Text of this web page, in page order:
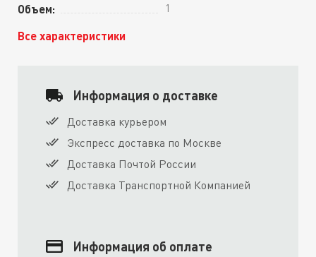
Объем: 1
Все характеристики
Информация о доставке
Доставка курьером
Экспресс доставка по Москве
Доставка Почтой России
Доставка Транспортной Компанией
Информация об оплате